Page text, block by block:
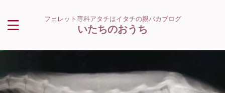
フェレット専科アタチはイタチの親バカブログ
いたちのおうち